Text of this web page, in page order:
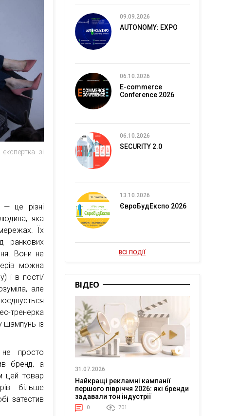
зі
це різні
яка
Їх
ранкових
Вони не
можна
і в пості/
але
тренерка
шампунь із
просто
бренд, а
цей товар
більше
затестив
09.09.2026
AUTONOMY: EXPO
06.10.2026
E-commerce
Conference 2026
06.10.2026
SECURITY 2.0
13.10.2026
ЄвроБудЕкспо 2026
ВСІ ПОДІЇ
ВІДЕО
31.07.2026
Найкращі рекламні кампанії
першого півріччя 2026: які бренди
задавали тон індустрії
0 701